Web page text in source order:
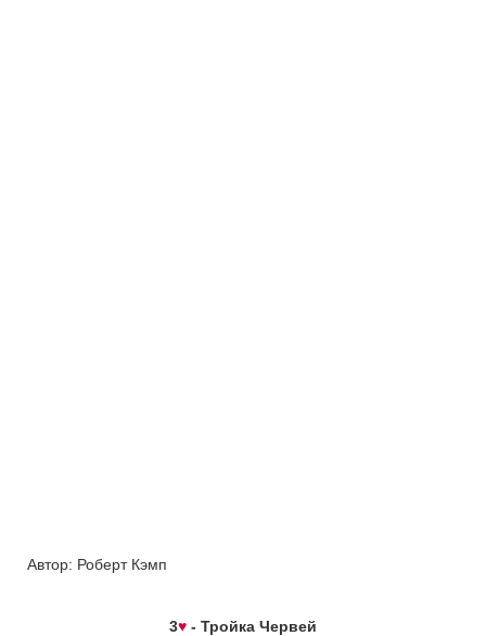
Автор: Роберт Кэмп
3♥ - Тройка Червей